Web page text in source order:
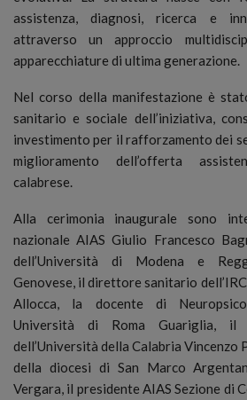
assistenza, diagnosi, ricerca e
attraverso un approccio
apparecchiature di ultima generazione.
Nel corso della manifestazione è
sanitario e sociale dell’iniziativa,
investimento per il rafforzamento dei
miglioramento dell’offerta
calabrese.
Alla cerimonia inaugurale sono
nazionale AIAS Giulio Francesco
dell’Università di Modena e
Genovese, il direttore sanitario
Allocca, la docente di
Università di Roma Guariglia, il
dell’Università della Calabria Vincenzo
della diocesi di San Marco
Vergara, il presidente AIAS Sezione di